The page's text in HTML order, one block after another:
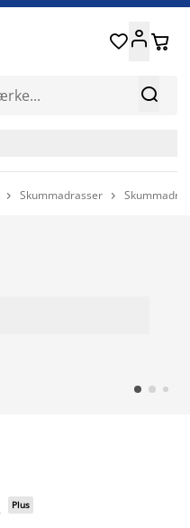

 
 Skummadrasser 
Plus